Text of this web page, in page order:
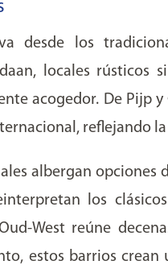
desde los
locales rústicos
acogedor. De Pijp
reflejando
albergan opciones
los
West reúne
estos barrios crean